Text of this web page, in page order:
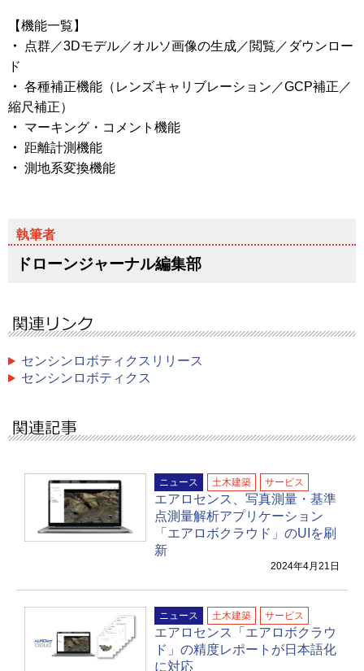
【機能一覧】
・
点群／3Dモデル／オルソ画像の生成／閲覧／ダウンロー
ド
・ 各種補正機能（レンズキャリブレーション／GCP補正／
縮尺補正）
・ マーキング・コメント機能
・ 距離計測機能
・ 測地系変換機能
ドローンジャーナル編集部
センシンロボティクスリリース
センシンロボティクス
ニュース 土木建築 サービス
エアロセンス、写真測量・基準
点測量解析アプリケーション
「エアロボクラウド」のUIを刷
新
2024年4月21日
ニュース 土木建築 サービス
エアロセンス「エアロボクラウ
ド」の精度レポートが日本語化
に対応